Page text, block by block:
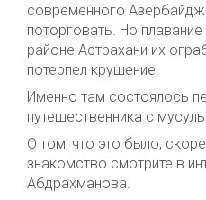
современного
поторговать. Но
районе Астрахани их
потерпел крушение.
Именно там состоялось
путешественника с
О том, что это было,
знакомство смотрите в
Абдрахманова.